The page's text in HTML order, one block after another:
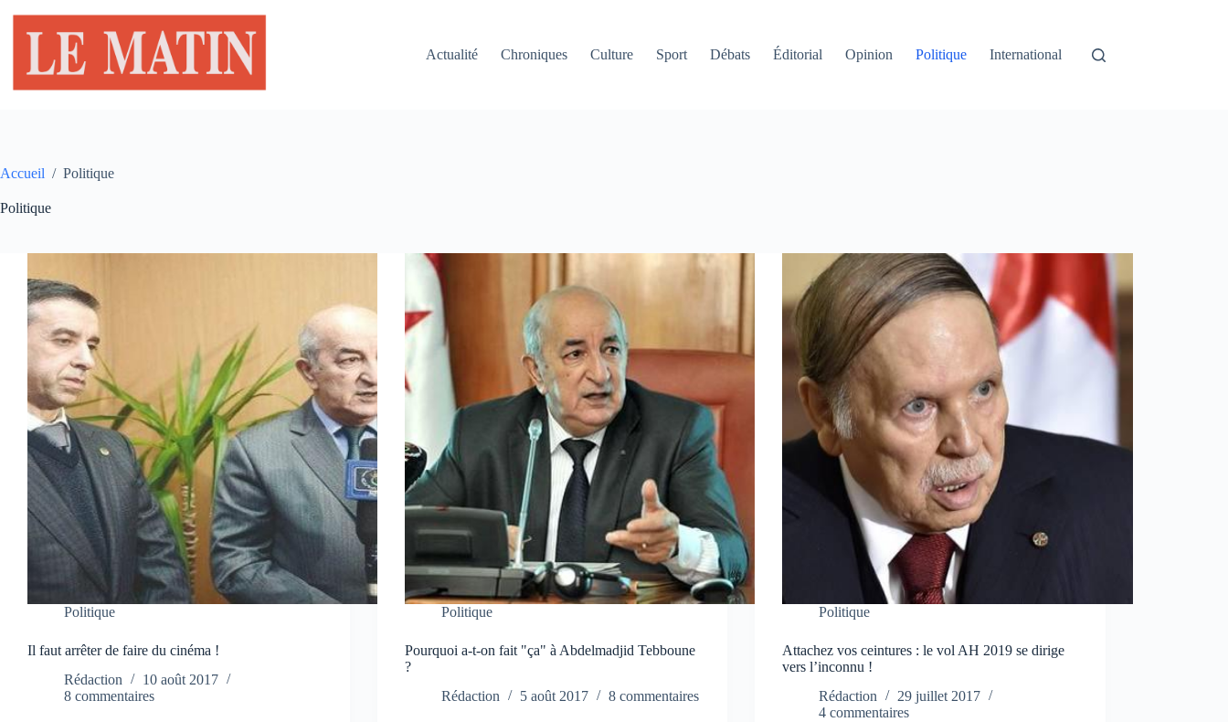
contenu
Actualité
Chroniques Culture Sport Débats Éditorial Opinion Politique International
Accueil / Politique
Politique
Politique
Il faut arrêter de faire du cinéma !
Rédaction
10 août 2017
8 commentaires
Politique
Pourquoi a-t-on fait "ça" à Abdelmadjid Tebboune
?
Rédaction
5 août 2017 8 commentaires
Politique
Attachez vos ceintures : le vol AH 2019 se dirige
vers l’inconnu !
Rédaction
29 juillet 2017
4 commentaires